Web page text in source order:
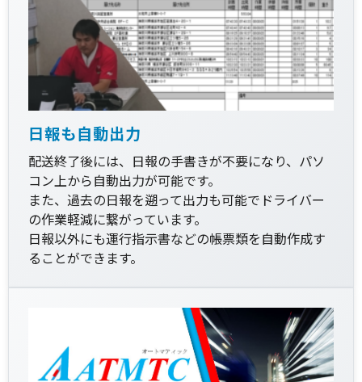
日報も自動出力
配送終了後には、日報の手書きが不要になり、パソ
コン上から自動出力が可能です。
また、過去の日報を遡って出力も可能でドライバー
の作業軽減に繋がっています。
日報以外にも運行指示書などの帳票類を自動作成す
ることができます。